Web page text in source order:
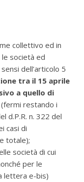
collettivo ed in
società ed
dell’articolo 5
tra il 15 aprile
a quello di
(fermi restando i
d.P.R. n. 322 del
casi di
totale);
società di cui
per le
lettera e-bis)